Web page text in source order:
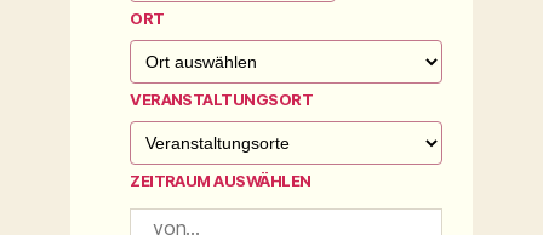
ORT
VERANSTALTUNGSORT
ZEITRAUM AUSWÄHLEN